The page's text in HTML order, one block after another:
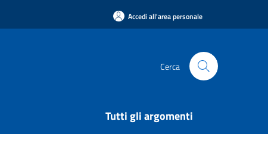
Accedi all'area personale
Cerca
Tutti gli argomenti